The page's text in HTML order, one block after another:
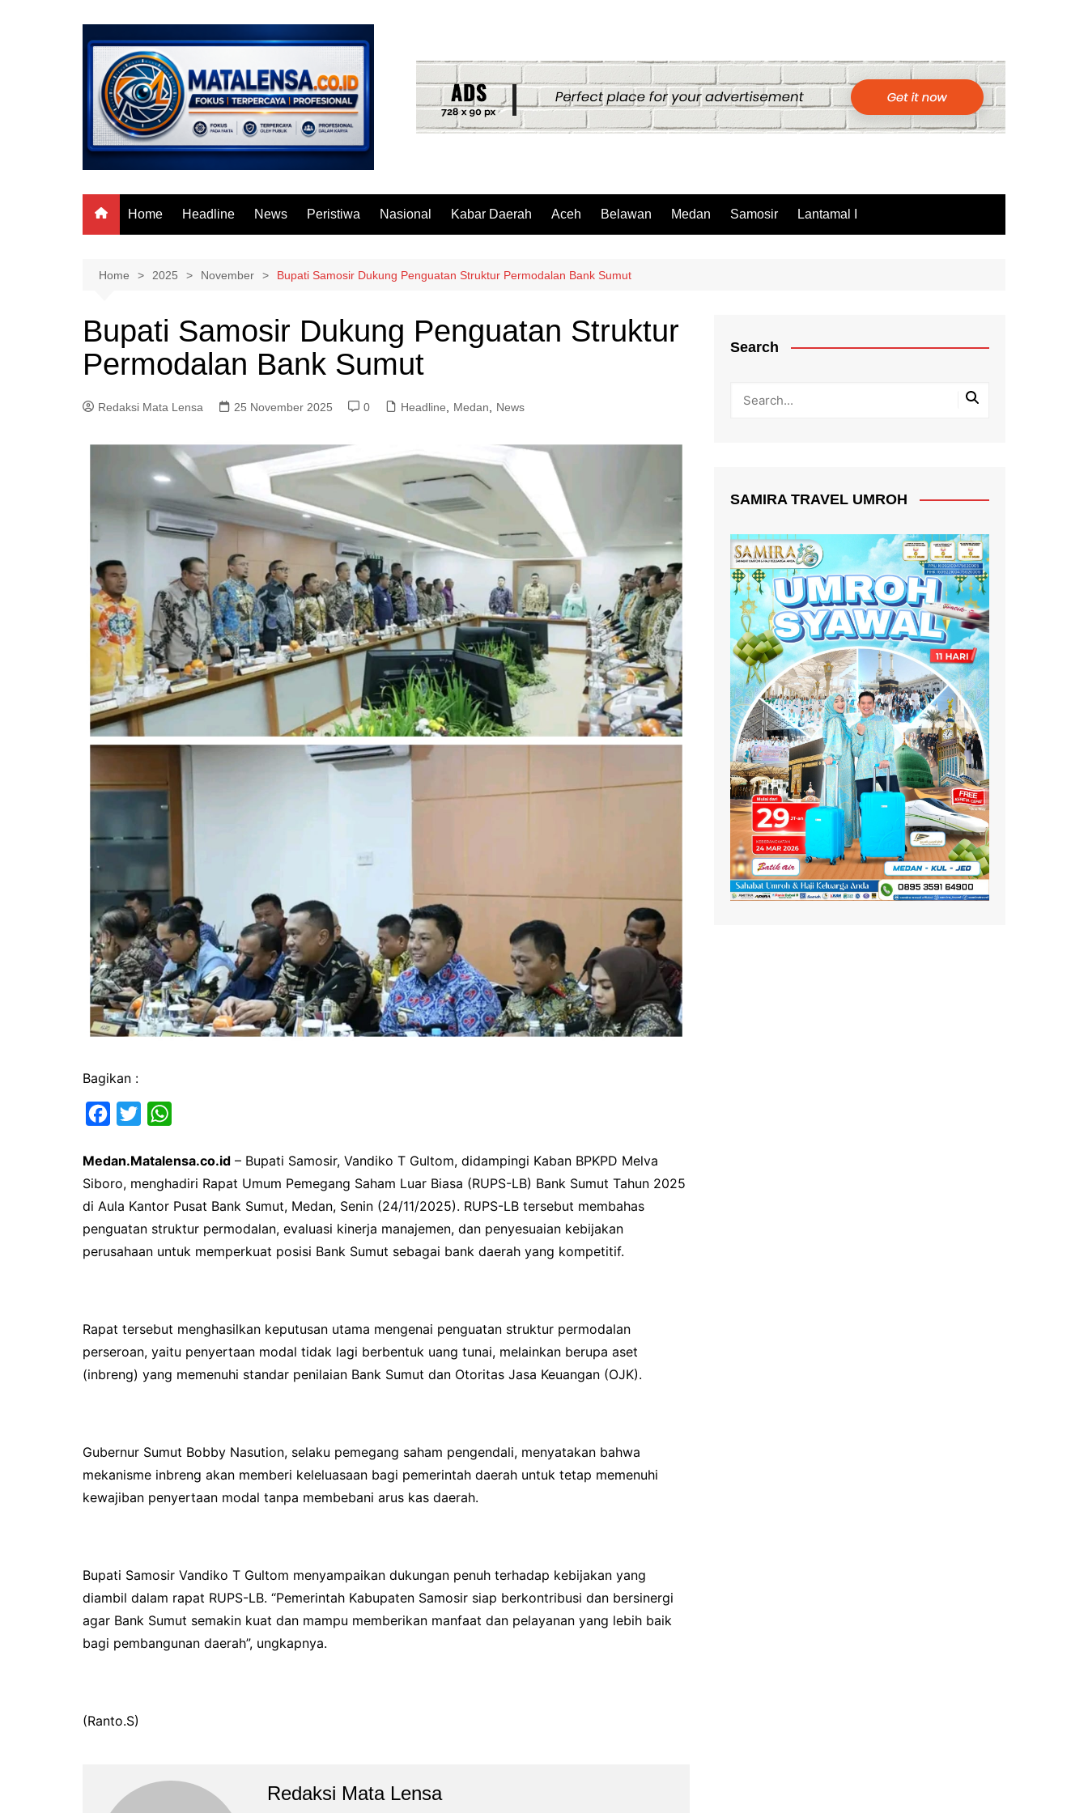
Home Headline News Peristiwa Nasional Kabar Daerah Aceh Belawan Medan Samosir Lantamal I
Home 2025 November Bupati Samosir Dukung Penguatan Struktur Permodalan Bank Sumut
Bupati Samosir Dukung Penguatan Struktur
Permodalan Bank Sumut
Redaksi Mata Lensa 25 November 2025 0 Headline Medan News
Bagikan :
c
e
b
o
o
i
t
t
e
r
a
t
s
A
p
Medan.Matalensa.co.id – Bupati Samosir, Vandiko T Gultom, didampingi Kaban BPKPD Melva
Siboro, menghadiri Rapat Umum Pemegang Saham Luar Biasa (RUPS-LB) Bank Sumut Tahun 2025
di Aula Kantor Pusat Bank Sumut, Medan, Senin (24/11/2025). RUPS-LB tersebut membahas
penguatan struktur permodalan, evaluasi kinerja manajemen, dan penyesuaian kebijakan
perusahaan untuk memperkuat posisi Bank Sumut sebagai bank daerah yang kompetitif.
Rapat tersebut menghasilkan keputusan utama mengenai penguatan struktur permodalan
perseroan, yaitu penyertaan modal tidak lagi berbentuk uang tunai, melainkan berupa aset
(inbreng) yang memenuhi standar penilaian Bank Sumut dan Otoritas Jasa Keuangan (OJK).
Gubernur Sumut Bobby Nasution, selaku pemegang saham pengendali, menyatakan bahwa
mekanisme inbreng akan memberi keleluasaan bagi pemerintah daerah untuk tetap memenuhi
kewajiban penyertaan modal tanpa membebani arus kas daerah.
Bupati Samosir Vandiko T Gultom menyampaikan dukungan penuh terhadap kebijakan yang
diambil dalam rapat RUPS-LB. “Pemerintah Kabupaten Samosir siap berkontribusi dan bersinergi
agar Bank Sumut semakin kuat dan mampu memberikan manfaat dan pelayanan yang lebih baik
bagi pembangunan daerah”, ungkapnya.
(Ranto.S)
Redaksi Mata Lensa
Search
SAMIRA TRAVEL UMROH